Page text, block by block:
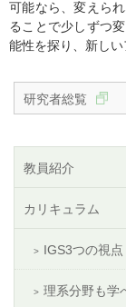
可能なら、変えら
ることで少しずつ
能性を探り、新しい
研究者総覧
教員紹介
カリキュラム
IGS3つの視点
理系分野も学